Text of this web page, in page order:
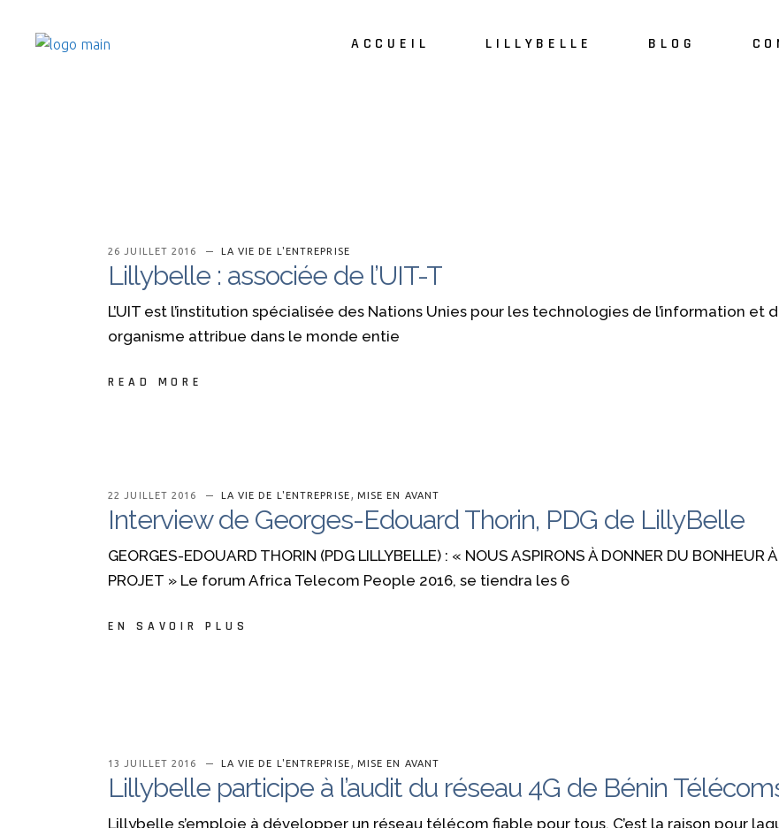
ACCUEIL LILLYBELLE BLOG
26 JUILLET 2016 LA VIE DE L'ENTREPRISE
Lillybelle : associée de l’UIT-T
L’UIT est l’institution spécialisée des Nations Unies pour les technologies de l’information et
organisme attribue dans le monde entie
READ MORE
22 JUILLET 2016 LA VIE DE L'ENTREPRISE , MISE EN AVANT
Interview de Georges-Edouard Thorin, PDG de LillyBelle
GEORGES-EDOUARD THORIN (PDG LILLYBELLE) : « NOUS ASPIRONS À DONNER DU BONHEUR
PROJET » Le forum Africa Telecom People 2016, se tiendra les 6
EN SAVOIR PLUS
13 JUILLET 2016 LA VIE DE L'ENTREPRISE , MISE EN AVANT
Lillybelle participe à l’audit du réseau 4G de Bénin
Lillybelle s’emploie à développer un réseau télécom fiable pour tous. C’est la raison pour